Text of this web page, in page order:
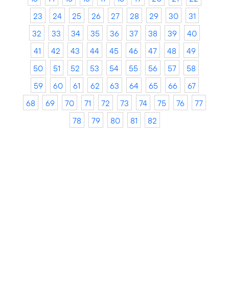
23
24 25 26 27 28 29 30
31
32
33 34 35 36 37 38 39
40
41
42 43 44 45 46 47 48
49
50
51 52 53 54 55 56 57
58
59
60 61 62 63 64 65 66
67
68
69 70 71 72 73 74 75 76
77
78
79 80 81 82